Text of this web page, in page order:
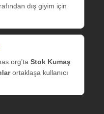
dış giyim için
Stok Kumaş
ortaklaşa kullanıcı